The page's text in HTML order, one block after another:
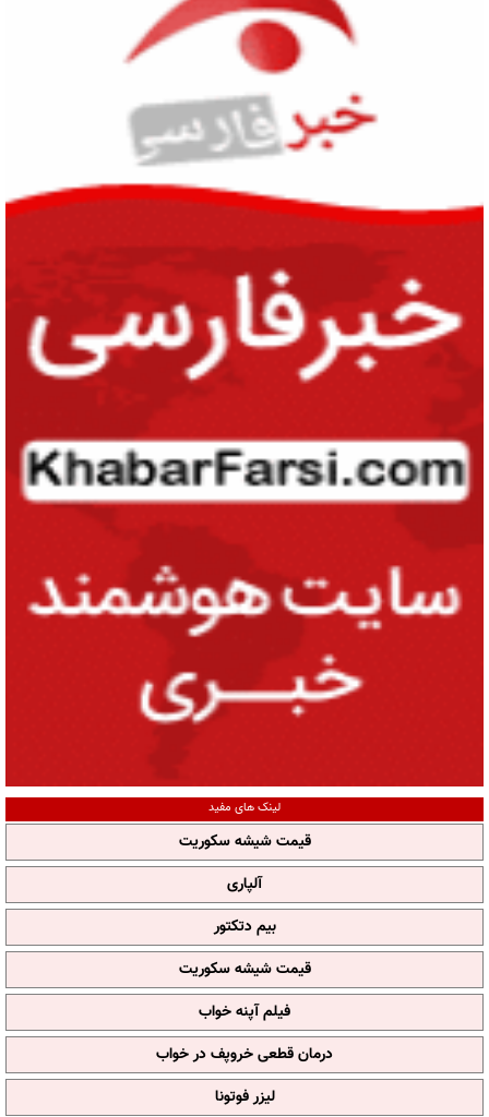
لینک های مفید
قیمت شیشه سکوریت
آلپاری
بیم دتکتور
قیمت شیشه سکوریت
فیلم آپنه خواب
درمان قطعی خروپف در خواب
لیزر فوتونا